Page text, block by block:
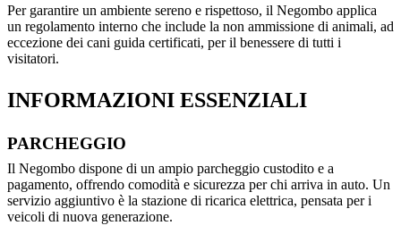
Per garantire un ambiente sereno e rispettoso, il Negombo applica
un regolamento interno che include la non ammissione di animali, ad
eccezione dei cani guida certificati, per il benessere di tutti i
visitatori.
INFORMAZIONI ESSENZIALI
PARCHEGGIO
Il Negombo dispone di un ampio parcheggio custodito e a
pagamento, offrendo comodità e sicurezza per chi arriva in auto. Un
servizio aggiuntivo è la stazione di ricarica elettrica, pensata per i
veicoli di nuova generazione.